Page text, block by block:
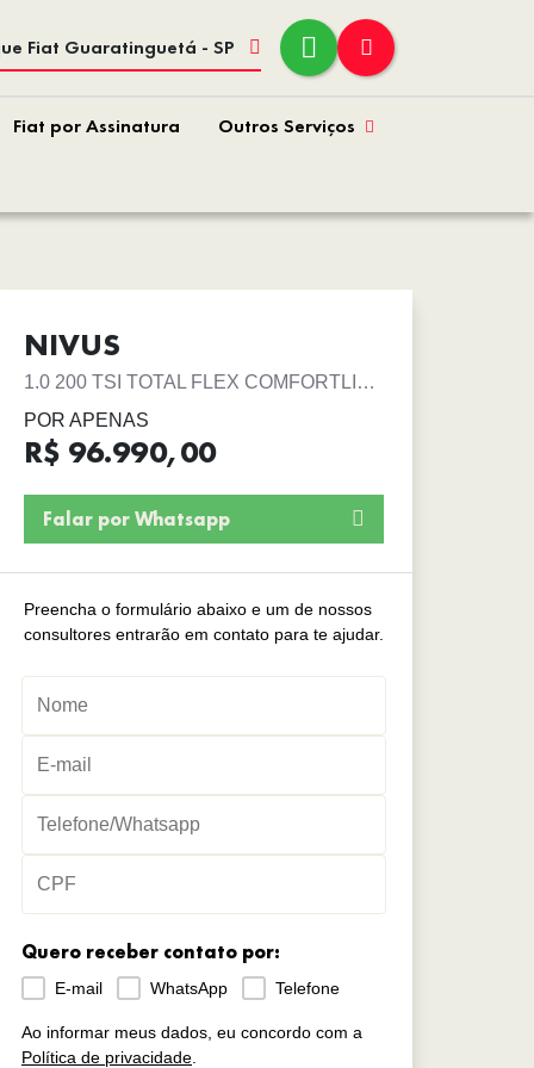
Fiat Guaratinguetá - SP
Fiat por Assinatura Outros Serviços
NIVUS
1.0 200 TSI TOTAL FLEX COMFORTLINE AUTOMÁTICO
POR APENAS
R$ 96.990,00
Falar por Whatsapp
Preencha o formulário abaixo e um de nossos
consultores entrarão em contato para te ajudar.
Quero receber contato por:
E-mail WhatsApp Telefone
Ao informar meus dados, eu concordo com a
Política de privacidade.